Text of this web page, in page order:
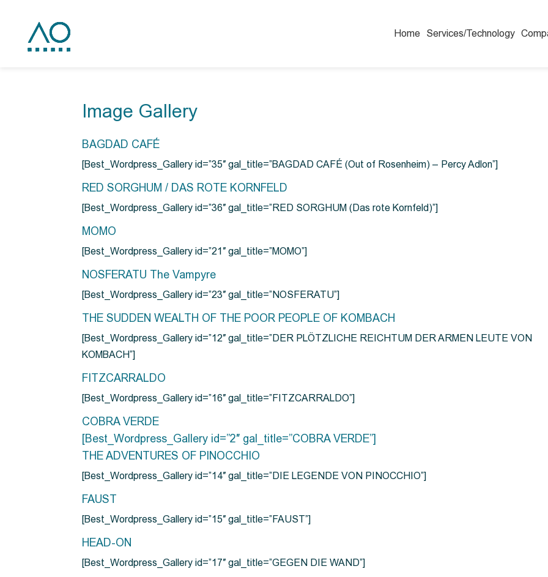
Home Services/Technology
Image Gallery
BAGDAD CAFÉ
[Best_Wordpress_Gallery id=”35″ gal_title=”BAGDAD CAFÉ (Out of Rosenheim) – Percy Adlon”]
RED SORGHUM / DAS ROTE KORNFELD
[Best_Wordpress_Gallery id=”36″ gal_title=”RED SORGHUM (Das rote Kornfeld)”]
MOMO
[Best_Wordpress_Gallery id=”21″ gal_title=”MOMO”]
NOSFERATU The Vampyre
[Best_Wordpress_Gallery id=”23″ gal_title=”NOSFERATU”]
THE SUDDEN WEALTH OF THE POOR PEOPLE OF KOMBACH
[Best_Wordpress_Gallery id=”12″ gal_title=”DER PLÖTZLICHE REICHTUM DER ARMEN LEUTE VON
KOMBACH”]
FITZCARRALDO
[Best_Wordpress_Gallery id=”16″ gal_title=”FITZCARRALDO”]
COBRA VERDE
[Best_Wordpress_Gallery id=”2″ gal_title=”COBRA VERDE”]
THE ADVENTURES OF PINOCCHIO
[Best_Wordpress_Gallery id=”14″ gal_title=”DIE LEGENDE VON PINOCCHIO”]
FAUST
[Best_Wordpress_Gallery id=”15″ gal_title=”FAUST”]
HEAD-ON
[Best_Wordpress_Gallery id=”17″ gal_title=”GEGEN DIE WAND”]